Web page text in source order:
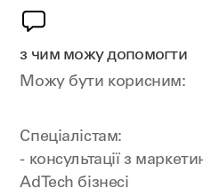
з чим можу допомогти
Можу бути корисним:
Спеціалістам:
- консультації з
AdTech бізнесі